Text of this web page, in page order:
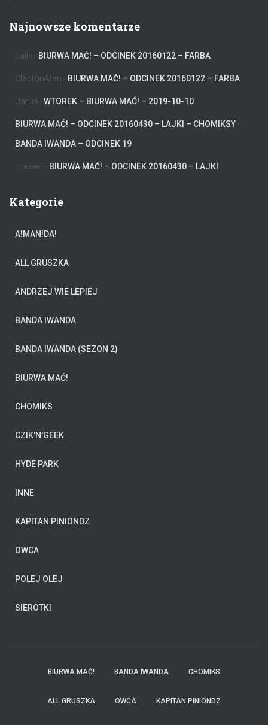
Najnowsze komentarze
palik - BIURWA MAĆ! – ODCINEK 20160122 – FARBA
ClaptonAtari - BIURWA MAĆ! – ODCINEK 20160122 – FARBA
Daniel - WTOREK – BIURWA MAĆ! – 2019-10-10
BIURWA MAĆ! – ODCINEK 20160430 – LAJKI – CHOMIKSY -
BANDA IWANDA – ODCINEK 19
mazeer - BIURWA MAĆ! – ODCINEK 20160430 – LAJKI
Kategorie
A!MAN!DA!
ALL GRUSZKA
ANDRZEJ WIE LEPIEJ
BANDA IWANDA
BANDA IWANDA (SEZON 2)
BIURWA MAĆ!
CHOMIKS
CZIK'N'GEEK
HYDE PARK
INNE
KAPITAN PINIONDZ
OWCA
POLEJ OLEJ
SIEROTKI
BIURWA MAĆ! BANDA IWANDA CHOMIKS
ALL GRUSZKA OWCA KAPITAN PINIONDZ